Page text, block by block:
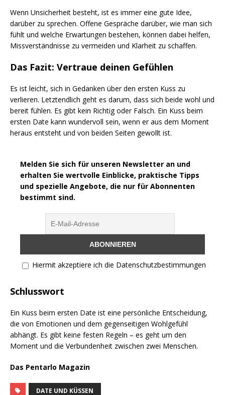
Wenn Unsicherheit besteht, ist es immer eine gute Idee,
darüber zu sprechen. Offene Gespräche darüber, wie man sich
fühlt und welche Erwartungen bestehen, können dabei helfen,
Missverständnisse zu vermeiden und Klarheit zu schaffen.
Das Fazit: Vertraue deinen Gefühlen
Es ist leicht, sich in Gedanken über den ersten Kuss zu
verlieren. Letztendlich geht es darum, dass sich beide wohl und
bereit fühlen. Es gibt kein Richtig oder Falsch. Ein Kuss beim
ersten Date kann wundervoll sein, wenn er aus dem Moment
heraus entsteht und von beiden Seiten gewollt ist.
Melden Sie sich für unseren Newsletter an und
erhalten Sie wertvolle Einblicke, praktische Tipps
und spezielle Angebote, die nur für Abonnenten
bestimmt sind.
Hiermit akzeptiere ich die Datenschutzbestimmungen
Schlusswort
Ein Kuss beim ersten Date ist eine persönliche Entscheidung,
die von Emotionen und dem gegenseitigen Wohlgefühl
abhängt. Es gibt keine festen Regeln – es geht um den
Moment und die Verbundenheit zwischen zwei Menschen.
Das Pentarlo Magazin
DATE UND KÜSSEN